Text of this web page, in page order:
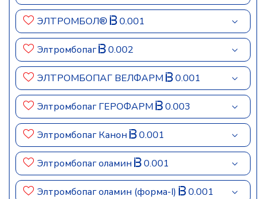
ЭЛТРОМБОЛ® 0.001
Элтромбопаг 0.002
ЭЛТРОМБОПАГ ВЕЛФАРМ 0.001
Элтромбопаг ГЕРОФАРМ 0.003
Элтромбопаг Канон 0.001
Элтромбопаг оламин 0.001
Элтромбопаг оламин (форма-I) 0.001